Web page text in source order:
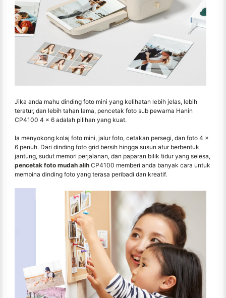
Jika anda mahu dinding foto mini yang kelihatan lebih jelas, lebih
teratur, dan lebih tahan lama, pencetak foto sub pewarna Hanin
CP4100 4 × 6 adalah pilihan yang kuat.
Ia menyokong kolaj foto mini, jalur foto, cetakan persegi, dan foto 4 ×
6 penuh. Dari dinding foto grid bersih hingga susun atur berbentuk
jantung, sudut memori perjalanan, dan paparan bilik tidur yang selesa,
pencetak foto mudah alih CP4100 memberi anda banyak cara untuk
membina dinding foto yang terasa peribadi dan kreatif.